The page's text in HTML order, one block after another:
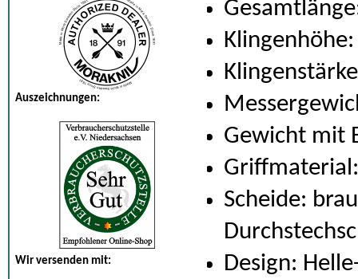
Auszeichnungen:
Wir versenden mit:
Gewicht mit
Scheide:
Design: